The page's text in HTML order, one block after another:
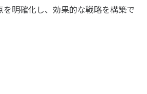
明確化し、効果的な戦略を構築で